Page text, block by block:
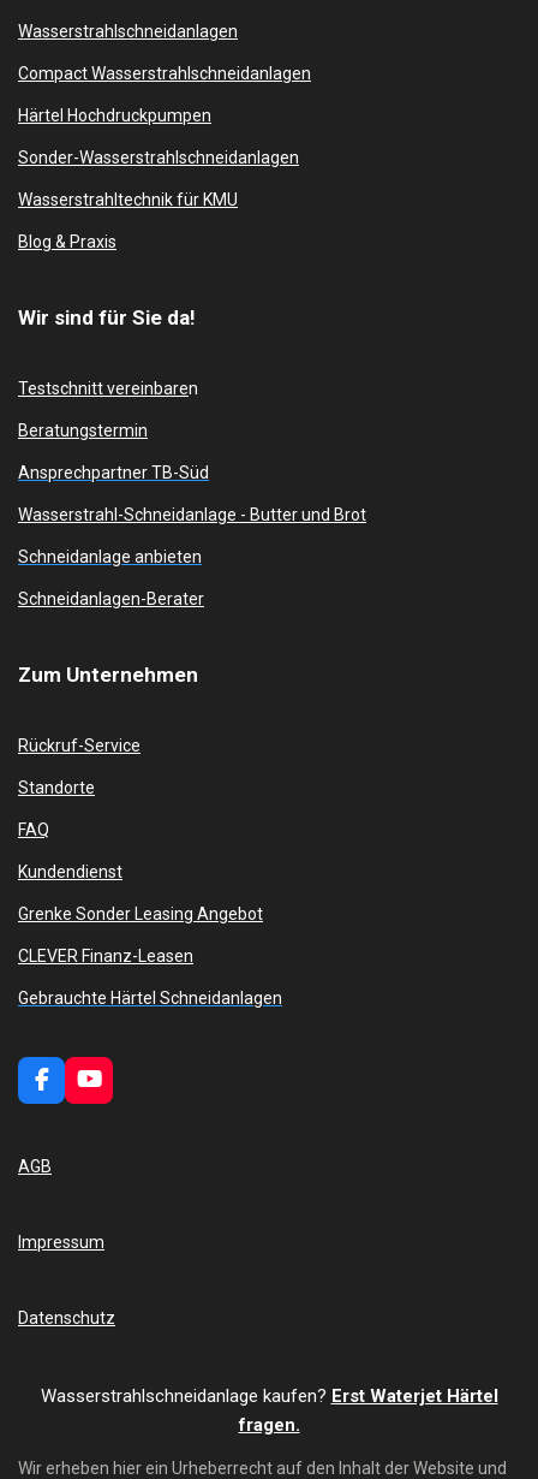
Wasserstrahlschneidanlagen
Compact Wasserstrahlschneidanlagen
Härtel Hochdruckpumpen
Sonder-Wasserstrahlschneidanlagen
Wasserstrahltechnik für KMU
Blog & Praxis
Wir sind für Sie da!
Testschnitt vereinbaren
Beratungstermin
Ansprechpartner TB-Süd
Wasserstrahl-Schneidanlage - Butter und Brot
Schneidanlage anbieten
Schneidanlagen-Berater
Zum Unternehmen
Rückruf-Service
Standorte
FAQ
Kundendienst
Grenke Sonder Leasing Angebot
CLEVER Finanz-Leasen
Gebrauchte Härtel Schneidanlagen
F
a
e
b
k
Y
o
AGB
Impressum
Datenschutz
Wasserstrahlschneidanlage kaufen? Erst Waterjet Härtel
fragen.
Wir erheben hier ein Urheberrecht auf den Inhalt der Website und